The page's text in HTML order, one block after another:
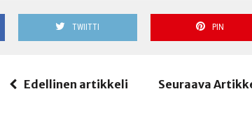
TWIITTI PIN
Edellinen artikkeli Seuraava